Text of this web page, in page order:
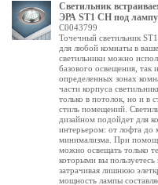
Светильник
ЭРА ST1 CH под
C0043799
Точечный светильник
для любой комнаты в
светильники можно
базового освещения, так
определенных зонах
части корпуса
только в потолок, но и в
стиль помещений.
дизайном подойдет для
интерьером: от лофта до
минимализма. При
можно освещать только
которыми вы
затрачивая лишнюю
мощность лампы